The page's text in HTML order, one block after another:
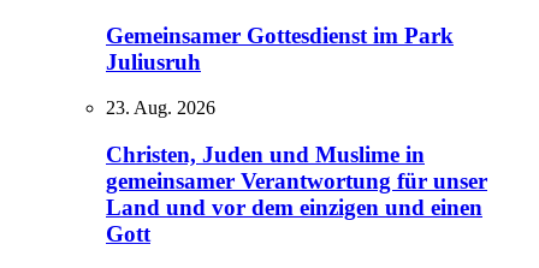
Gemeinsamer Gottesdienst im Park
Juliusruh
23. Aug. 2026
Christen, Juden und Muslime in
gemeinsamer Verantwortung für unser
Land und vor dem einzigen und einen
Gott